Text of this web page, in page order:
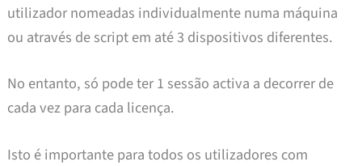
utilizador nomeadas individualmente numa máquina
ou através de script em até 3 dispositivos diferentes.
No entanto, só pode ter 1 sessão activa a decorrer de
cada vez para cada licença.
Isto é importante para todos os utilizadores com